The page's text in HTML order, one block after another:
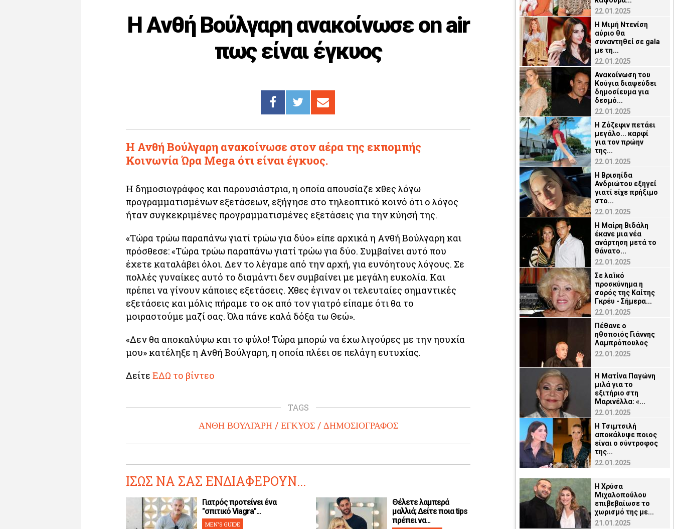
Η Ανθή Βούλγαρη ανακοίνωσε on air
πως είναι έγκυος
Η Ανθή Βούλγαρη ανακοίνωσε στον αέρα της εκπομπής
Κοινωνία Ώρα Mega ότι είναι έγκυος.
Η δημοσιογράφος και παρουσιάστρια, η οποία απουσίαζε χθες λόγω
προγραμματισμένων εξετάσεων, εξήγησε στο τηλεοπτικό κοινό ότι ο λόγος
ήταν συγκεκριμένες προγραμματισμένες εξετάσεις για την κύησή της.
«Τώρα τρώω παραπάνω γιατί τρώω για δύο» είπε αρχικά η Ανθή Βούλγαρη και
πρόσθεσε: «Τώρα τρώω παραπάνω γιατί τρώω για δύο. Συμβαίνει αυτό που
έχετε καταλάβει όλοι. Δεν το λέγαμε από την αρχή, για ευνόητους λόγους. Σε
πολλές γυναίκες αυτό το διαμάντι δεν συμβαίνει με μεγάλη ευκολία. Και
πρέπει να γίνουν κάποιες εξετάσεις. Χθες έγιναν οι τελευταίες σημαντικές
εξετάσεις και μόλις πήραμε το οκ από τον γιατρό είπαμε ότι θα το
μοιραστούμε μαζί σας. Όλα πάνε καλά δόξα τω Θεώ».
«Δεν θα αποκαλύψω και το φύλο! Τώρα μπορώ να έχω λιγούρες με την ησυχία
μου» κατέληξε η Ανθή Βούλγαρη, η οποία πλέει σε πελάγη ευτυχίας.
Δείτε ΕΔΩ το βίντεο
TAGS
ΑΝΘΗ ΒΟΥΛΓΑΡΗ ΕΓΚΥΟΣ ΔΗΜΟΣΙΟΓΡΑΦΟΣ
ΙΣΩΣ ΝΑ ΣΑΣ ΕΝΔΙΑΦΕΡΟΥΝ...
Γιατρός προτείνει ένα
"σπιτικό Viagra"...
MEN'S GUIDE
Θέλετε λαμπερά
μαλλιά; Δείτε ποια tips
πρέπει να...
22.01.2025
Η Μιμή Ντενίση
αύριο θα
συναντηθεί σε gala
με τη...
22.01.2025
Ανακοίνωση του
Κούγια διαψεύδει
δημοσίευμα για
δεσμό...
22.01.2025
Η Ζόζεφιν πετάει
μεγάλο... καρφί
για τον πρώην
της...
22.01.2025
Η Βρισηίδα
Ανδριώτου εξηγεί
γιατί είχε πρήξιμο
στο...
22.01.2025
Η Μαίρη Βιδάλη
έκανε μια νέα
ανάρτηση μετά το
θάνατο...
22.01.2025
Σε λαϊκό
προσκύνημα η
σορός της Καίτης
Γκρέυ - Σήμερα...
22.01.2025
Πέθανε ο
ηθοποιός Γιάννης
Λαμπρόπουλος
22.01.2025
Η Ματίνα Παγώνη
μιλά για το
εξιτήριο στη
Μαρινέλλα: «...
22.01.2025
Η Τσιμτσιλή
αποκάλυψε ποιος
είναι ο σύντροφος
της...
22.01.2025
Η Χρύσα
Μιχαλοπούλου
επιβεβαίωσε το
χωρισμό της με...
21.01.2025